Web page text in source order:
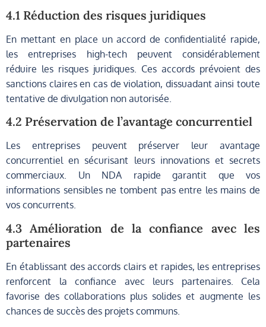
4.1 Réduction des risques juridiques
En mettant en place un accord de confidentialité rapide,
les entreprises high-tech peuvent considérablement
réduire les risques juridiques. Ces accords prévoient des
sanctions claires en cas de violation, dissuadant ainsi toute
tentative de divulgation non autorisée.
4.2 Préservation de l’avantage concurrentiel
Les entreprises peuvent préserver leur avantage
concurrentiel en sécurisant leurs innovations et secrets
commerciaux. Un NDA rapide garantit que vos
informations sensibles ne tombent pas entre les mains de
vos concurrents.
4.3 Amélioration de la confiance avec les
partenaires
En établissant des accords clairs et rapides, les entreprises
renforcent la confiance avec leurs partenaires. Cela
favorise des collaborations plus solides et augmente les
chances de succès des projets communs.